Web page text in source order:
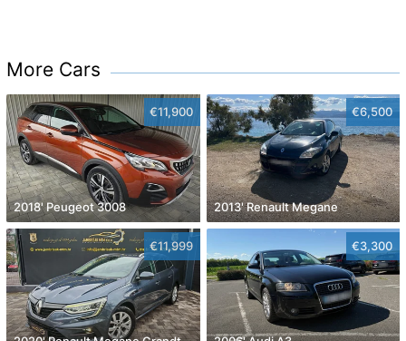
More Cars
€11,900
2018' Peugeot 3008
€6,500
2013' Renault Megane
€11,999 €3,300